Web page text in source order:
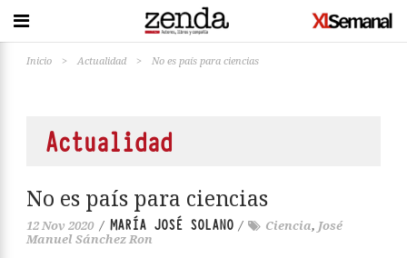
Inicio > Actualidad > No es país para ciencias
Actualidad
No es país para ciencias
12 Nov 2020 / MARÍA JOSÉ SOLANO / Ciencia, José
Manuel Sánchez Ron